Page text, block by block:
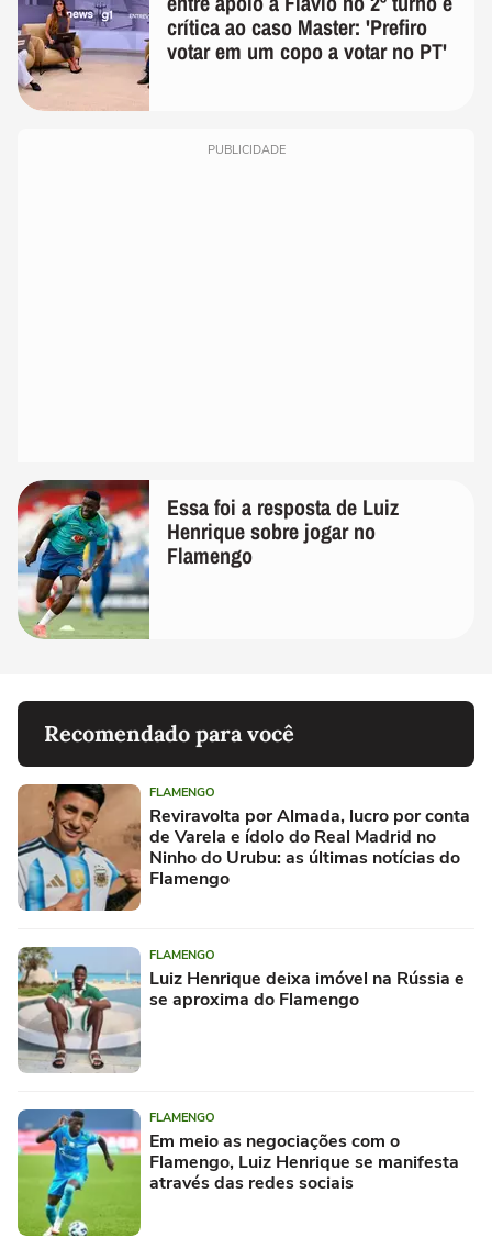
crítica ao caso Master: 'Prefiro
votar em um copo a votar no PT'
PUBLICIDADE
Essa foi a resposta de Luiz
Henrique sobre jogar no
Flamengo
Recomendado para você
FLAMENGO
Reviravolta por Almada, lucro por conta
de Varela e ídolo do Real Madrid no
Ninho do Urubu: as últimas notícias do
Flamengo
FLAMENGO
Luiz Henrique deixa imóvel na Rússia e
se aproxima do Flamengo
FLAMENGO
Em meio as negociações com o
Flamengo, Luiz Henrique se manifesta
através das redes sociais